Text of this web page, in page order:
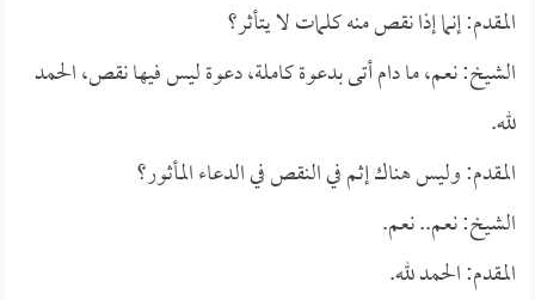
المقدم: إنما إذا نقص منه كلمات لا يتأثر؟
الشيخ: نعم، ما دام أتى بدعوة كاملة، دعوة ليس فيها نقص، الحمد
لله.
المقدم: وليس هناك إثم في النقص في الدعاء المأثور؟
الشيخ: نعم.. نعم.
المقدم: الحمد لله.